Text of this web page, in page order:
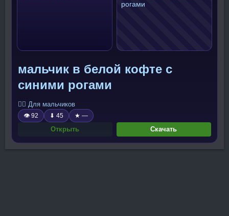
мальчик в белой кофте с
синими рогами
🧍‍♂️ Для мальчиков
👁 92 ⬇ 45 ★ —
Открыть Скачать